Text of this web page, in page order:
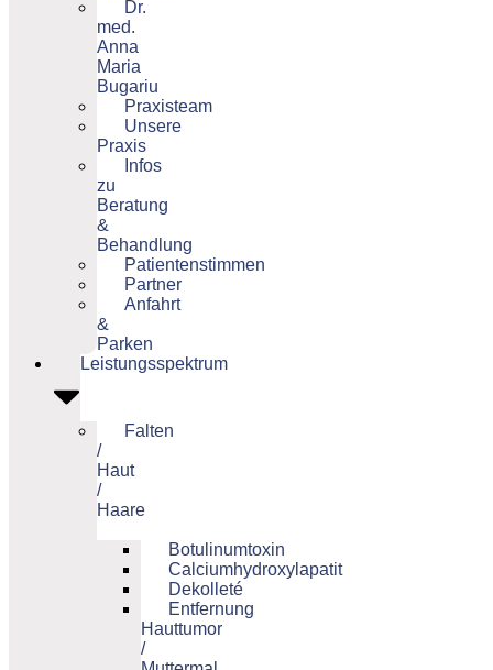
Dr.
med.
Anna
Maria
Bugariu
Praxisteam
Unsere
Praxis
Infos
zu
Beratung
&
Behandlung
Patientenstimmen
Partner
Anfahrt
&
Parken
Leistungsspektrum
Falten
/
Haut
/
Haare
Botulinumtoxin
Calciumhydroxylapatit
Dekolleté
Entfernung
Hauttumor
/